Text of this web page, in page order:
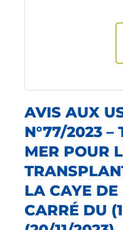
AVIS AUX
N°77/2023 –
MER POUR
LA CAYE
CARRÉ DU